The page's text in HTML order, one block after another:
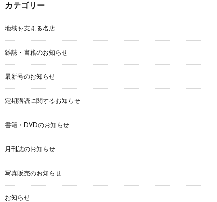
カテゴリー
地域を支える名店
雑誌・書籍のお知らせ
最新号のお知らせ
定期購読に関するお知らせ
書籍・DVDのお知らせ
月刊誌のお知らせ
写真販売のお知らせ
お知らせ